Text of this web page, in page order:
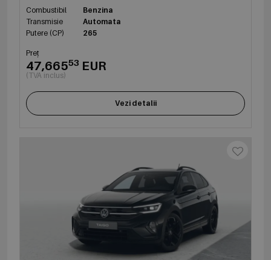
Combustibil
Benzina
Transmisie
Automata
Putere (CP)
265
Preț
47,66553 EUR
(TVA inclus)
Vezi detalii